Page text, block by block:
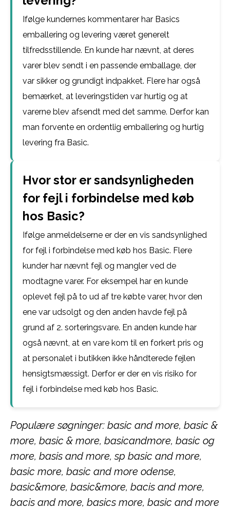
Ifølge kundernes kommentarer har Basics
emballering og levering været generelt
tilfredsstillende. En kunde har nævnt, at deres
varer blev sendt i en passende emballage, der
var sikker og grundigt indpakket. Flere har også
bemærket, at leveringstiden var hurtig og at
varerne blev afsendt med det samme. Derfor kan
man forvente en ordentlig emballering og hurtig
levering fra Basic.
Hvor stor er sandsynligheden
for fejl i forbindelse med køb
hos Basic?
Ifølge anmeldelserne er der en vis sandsynlighed
for fejl i forbindelse med køb hos Basic. Flere
kunder har nævnt fejl og mangler ved de
modtagne varer. For eksempel har en kunde
oplevet fejl på to ud af tre købte varer, hvor den
ene var udsolgt og den anden havde fejl på
grund af 2. sorteringsvare. En anden kunde har
også nævnt, at en vare kom til en forkert pris og
at personalet i butikken ikke håndterede fejlen
hensigtsmæssigt. Derfor er der en vis risiko for
fejl i forbindelse med køb hos Basic.
Populære søgninger: basic and more, basic &
more, basic & more, basicandmore, basic og
more, basis and more, sp basic and more,
basic more, basic and more odense,
basic&more, basic&more, bacis and more,
bacis and more, basics more, basic and more